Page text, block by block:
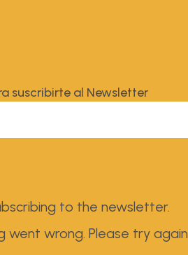
suscribirte al Newsletter
to the newsletter.
went wrong. Please try again